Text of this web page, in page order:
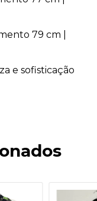
79 cm |
e sofisticação